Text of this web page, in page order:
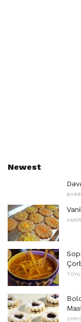
Newest